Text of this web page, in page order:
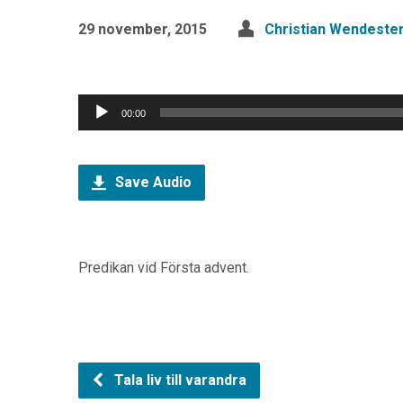
29 november, 2015 Christian
Ljudspelare
00:00
Save Audio
Predikan vid Första advent.
Tala liv till varandra